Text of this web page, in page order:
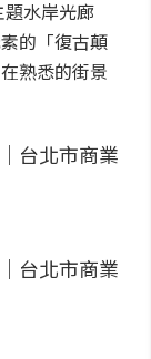
水岸光廊
的「復古顛
熟悉的街景